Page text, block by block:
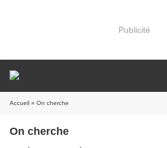
Publicité
Accueil » On cherche
On cherche